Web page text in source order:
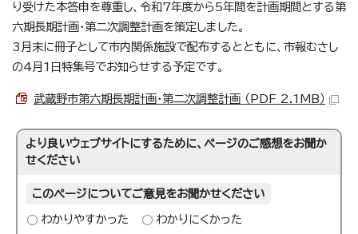
り受けた本答申を尊重し、令和7年度から5年間を計画期間とする第
六期長期計画・第二次調整計画を策定しました。
3月末に冊子として市内関係施設で配布するとともに、市報むさし
の4月1日特集号でお知らせする予定です。
武蔵野市第六期長期計画・第二次調整計画 （PDF 2.1MB）
より良いウェブサイトにするために、ページのご感想をお聞か
せください
このページについてご意見をお聞かせください
わかりやすかった わかりにくかった